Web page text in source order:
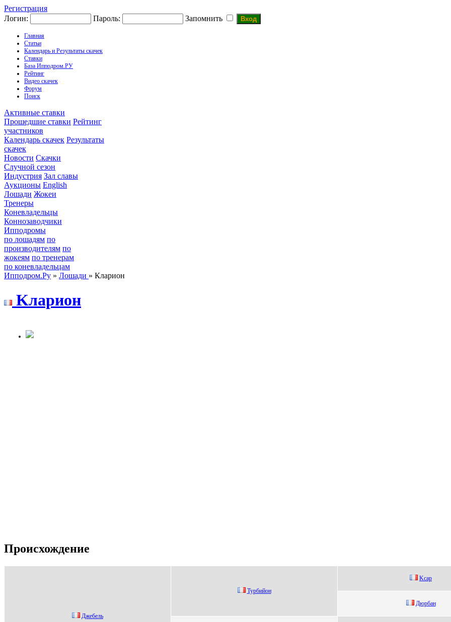
Регистрация
Логин:
Пароль: Запомнить
Главная
Статьи
Календарь и Результаты скачек
Ставки
База Ипподром.РУ
Рейтинг
Видео скачек
Форум
Поиск
Активные ставки
Прошедшие ставки Рейтинг
участников
Календарь скачек Результаты
скачек
Новости Скачки
Случной сезон
Индустрия Зал славы
Аукционы English
Лошади Жокеи
Тренеры
Коневладельцы
Коннозаводчики
Ипподромы
по лошадям по
производителям по
жокеям по тренерам
по коневладельцам
Ипподром.Ру » Лошади » Кларион
Kлapион
Происхождение
Джeбeль
Турбийoн
Kcар
Дюpбан